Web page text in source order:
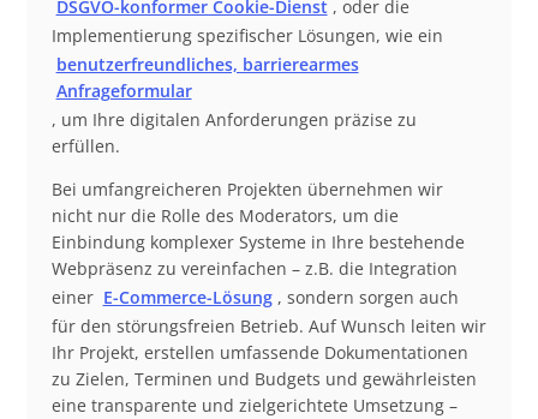
DSGVO-konformer Cookie-Dienst , oder die
Implementierung spezifischer Lösungen, wie ein
benutzerfreundliches, barrierearmes
Anfrageformular
, um Ihre digitalen Anforderungen präzise zu
erfüllen.
Bei umfangreicheren Projekten übernehmen wir
nicht nur die Rolle des Moderators, um die
Einbindung komplexer Systeme in Ihre bestehende
Webpräsenz zu vereinfachen – z.B. die Integration
einer E-Commerce-Lösung , sondern sorgen auch
für den störungsfreien Betrieb. Auf Wunsch leiten wir
Ihr Projekt, erstellen umfassende Dokumentationen
zu Zielen, Terminen und Budgets und gewährleisten
eine transparente und zielgerichtete Umsetzung –